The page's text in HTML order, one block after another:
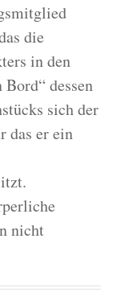
die
in den
dessen
sich der
das er ein
nicht